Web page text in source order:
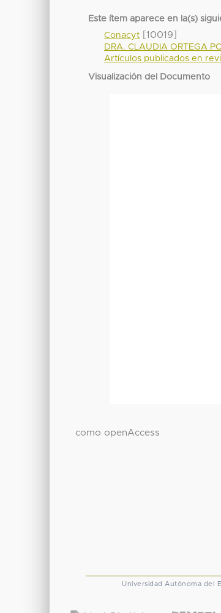
Este ítem aparece en la(s)
Conacyt [10019]
DRA. CLAUDIA ORTEGA
Artículos publicados en
Visualización del Documento
como openAccess
Universidad Autónoma del